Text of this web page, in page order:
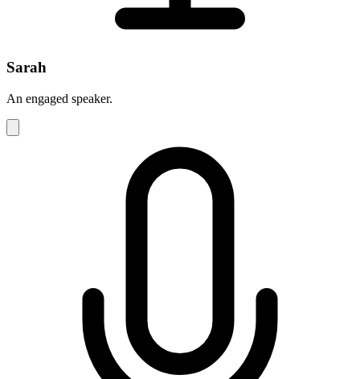
Sarah
An engaged speaker.